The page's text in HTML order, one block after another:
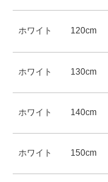
ホワイト 120cm
ホワイト 130cm
ホワイト 140cm
ホワイト 150cm